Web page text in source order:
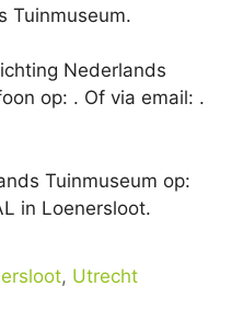
Tuinmuseum.
Nederlands
op: . Of via email: .
Tuinmuseum op:
in Loenersloot.
, Utrecht